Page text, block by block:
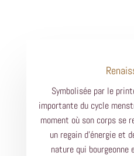
Symbolisée par le
importante du cycle
moment où son corps se
un regain d'énergie et
nature qui